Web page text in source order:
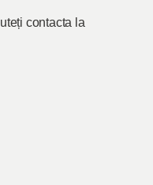
contacta la